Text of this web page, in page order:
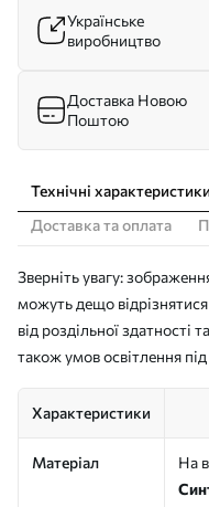
Українське
виробництво
Доставка Новою
Поштою
Технічні
Доставка та оплата
Зверніть увагу:
можуть дещо
від роздільної здатності
також умов освітлення
Характеристики
Матеріал
На